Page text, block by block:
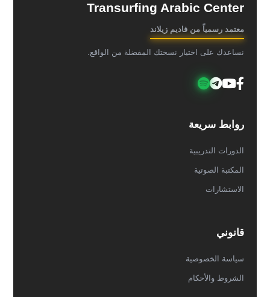
Transurfing Arabic Center
معتمد رسمياً من فاديم زيلاند
نساعدك على اختيار نسختك المفضلة من الواقع.
روابط سريعة
الدورات التدريبية
المكتبة الصوتية
الاستشارات
قانوني
سياسة الخصوصية
الشروط والأحكام